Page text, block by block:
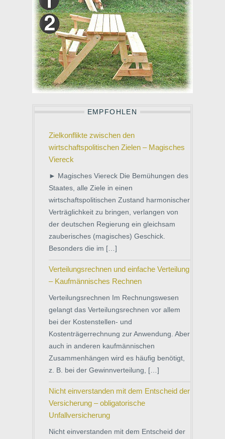
EMPFOHLEN
Zielkonflikte zwischen den
wirtschaftspolitischen Zielen – Magisches
Viereck
► Magisches Viereck Die Bemühungen des
Staates, alle Ziele in einen
wirtschaftspolitischen Zustand harmonischer
Verträglichkeit zu bringen, verlangen von
der deutschen Regierung ein gleichsam
zauberisches (magisches) Geschick.
Besonders die im […]
Verteilungsrechnen und einfache Verteilung
– Kaufmännisches Rechnen
Verteilungsrechnen Im Rechnungswesen
gelangt das Verteilungsrechnen vor allem
bei der Kostenstellen- und
Kostenträgerrechnung zur Anwendung. Aber
auch in anderen kaufmännischen
Zusammenhängen wird es häufig benötigt,
z. B. bei der Gewinnverteilung, […]
Nicht einverstanden mit dem Entscheid der
Versicherung – obligatorische
Unfallversicherung
Nicht einverstanden mit dem Entscheid der